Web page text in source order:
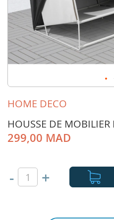
HOME DECO
HOUSSE DE MOBILIER
299,00 MAD
- +
to
beginning
of
the